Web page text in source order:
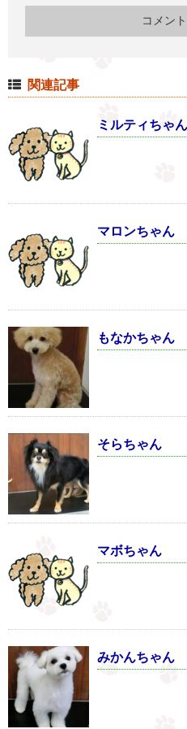
関連記事
ミルティちゃん
マロンちゃん
もなかちゃん
そらちゃん
マボちゃん
みかんちゃん